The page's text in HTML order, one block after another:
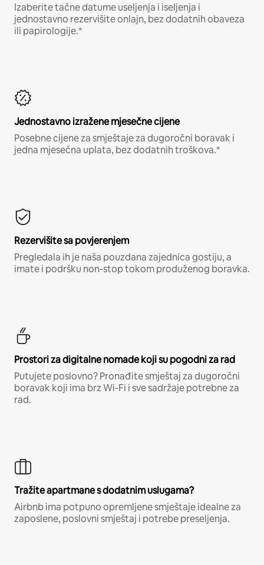
Izaberite tačne datume useljenja i iseljenja i
jednostavno rezervišite onlajn, bez dodatnih obaveza
ili papirologije.*
Jednostavno izražene mjesečne cijene
Posebne cijene za smještaje za dugoročni boravak i
jedna mjesečna uplata, bez dodatnih troškova.*
Rezervišite sa povjerenjem
Pregledala ih je naša pouzdana zajednica gostiju, a
imate i podršku non-stop tokom produženog boravka.
Prostori za digitalne nomade koji su pogodni za rad
Putujete poslovno? Pronađite smještaj za dugoročni
boravak koji ima brz Wi-Fi i sve sadržaje potrebne za
rad.
Tražite apartmane s dodatnim uslugama?
Airbnb ima potpuno opremljene smještaje idealne za
zaposlene, poslovni smještaj i potrebe preseljenja.